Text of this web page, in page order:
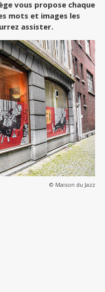
vous propose chaque
mots et images les
assister.
© Maison du Jazz